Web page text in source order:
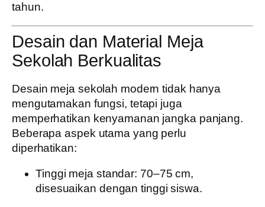
tahun.
Desain dan Material Meja
Sekolah Berkualitas
Desain meja sekolah modern tidak hanya
mengutamakan fungsi, tetapi juga
memperhatikan kenyamanan jangka panjang.
Beberapa aspek utama yang perlu
diperhatikan:
Tinggi meja standar: 70–75 cm,
disesuaikan dengan tinggi siswa.